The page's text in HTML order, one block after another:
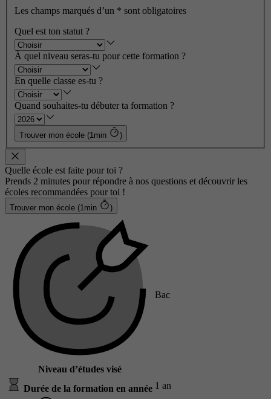
Les champs marqués d’un * sont obligatoires
Quel est ton statut ?
À quel niveau seras-tu pour cette formation ?
En quelle classe es-tu ?
Quand souhaites-tu débuter ta formation ?
Trouver mon école (1min )
Quelle école est faite pour toi ?
Prends 2 minutes pour répondre à nos questions et découvrir les
écoles recommandées pour toi !
Trouver mon école (1min )
Niveau d’études visé
Bac
Durée de la formation en année 1 an